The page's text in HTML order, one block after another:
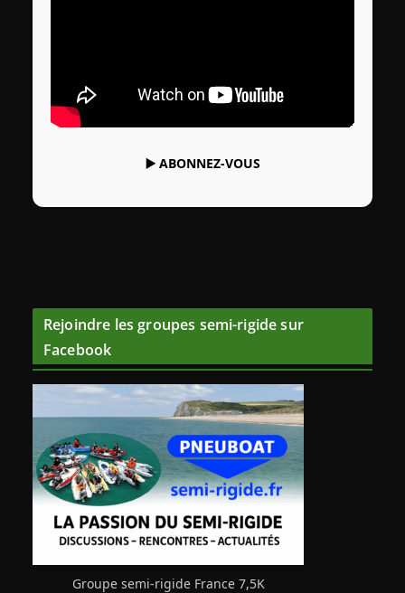
▶️ ABONNEZ-VOUS
Rejoindre les groupes semi-rigide sur
Facebook
Groupe semi-rigide France 7,5K